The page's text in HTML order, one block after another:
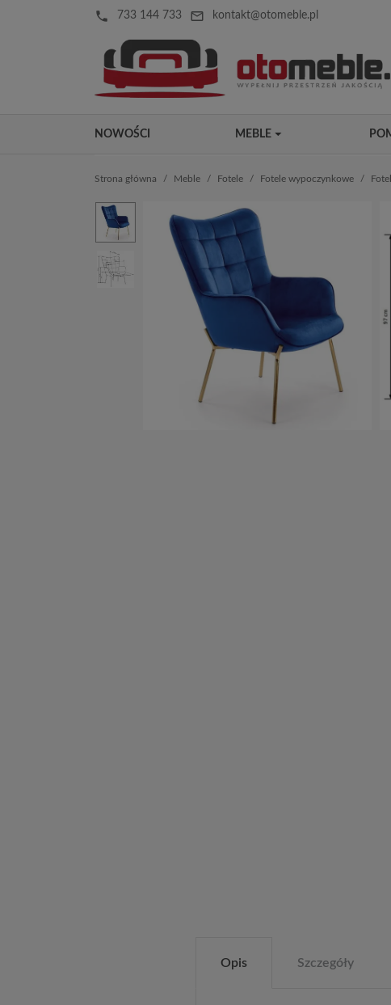
local_phone 733 144 733 mail_outline kontakt@otomeble.pl
NOWOŚCI MEBLE
Strona główna Meble Fotele Fotele wypoczynkowe
Opis Szczegóły